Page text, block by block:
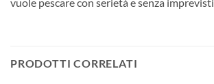
PRODOTTI CORRELATI